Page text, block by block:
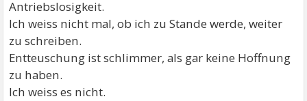
Antriebslosigkeit.
Ich weiss nicht mal, ob ich zu Stande werde, weiter
zu schreiben.
Entteuschung ist schlimmer, als gar keine Hoffnung
zu haben.
Ich weiss es nicht.